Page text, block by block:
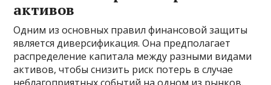
активов
Одним из основных правил финансовой защиты
является диверсификация. Она предполагает
распределение капитала между разными видами
активов, чтобы снизить риск потерь в случае